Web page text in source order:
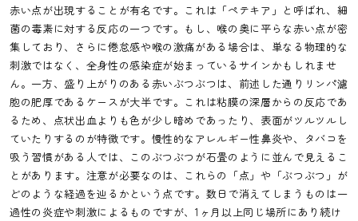
赤い点が出現することが有名です。これは「ペテキア」と呼ばれ、細
菌の毒素に対する反応の一つです。もし、喉の奥に平らな赤い点が密
集しており、さらに倦怠感や喉の激痛がある場合は、単なる物理的な
刺激ではなく、全身性の感染症が始まっているサインかもしれませ
ん。一方、盛り上がりのある赤いぶつぶつは、前述した通りリンパ濾
胞の肥厚であるケースが大半です。これは粘膜の深層からの反応であ
るため、点状出血よりも色が少し暗めであったり、表面がツルツルし
ていたりするのが特徴です。慢性的なアレルギー性鼻炎や、タバコを
吸う習慣がある人では、このぶつぶつが石畳のように並んで見えるこ
とがあります。注意が必要なのは、これらの「点」や「ぶつぶつ」が
どのような経過を辿るかという点です。数日で消えてしまうものは一
過性の炎症や刺激によるものですが、1ヶ月以上同じ場所にあり続け